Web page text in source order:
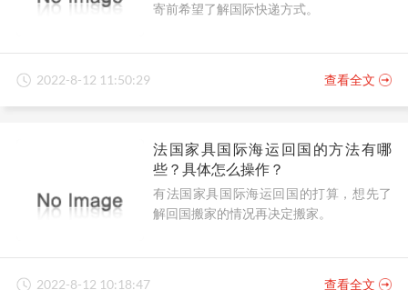
寄前希望了解国际快递方式。
2022-8-12 11:50:29 查看全文
法国家具国际海运回国的方法有哪
些？具体怎么操作？
有法国家具国际海运回国的打算，想先了
解回国搬家的情况再决定搬家。
2022-8-12 10:18:47 查看全文